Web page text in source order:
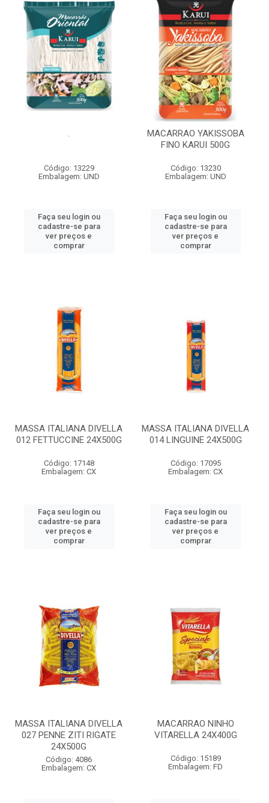
.
Código: 13229
Embalagem: UND
Faça seu login ou
cadastre-se para
ver preços e
comprar
MACARRAO YAKISSOBA
FINO KARUI 500G
Código: 13230
Embalagem: UND
Faça seu login ou
cadastre-se para
ver preços e
comprar
MASSA ITALIANA DIVELLA
012 FETTUCCINE 24X500G
Código: 17148
Embalagem: CX
Faça seu login ou
cadastre-se para
ver preços e
comprar
MASSA ITALIANA DIVELLA
014 LINGUINE 24X500G
Código: 17095
Embalagem: CX
Faça seu login ou
cadastre-se para
ver preços e
comprar
MASSA ITALIANA DIVELLA
027 PENNE ZITI RIGATE
24X500G
Código: 4086
Embalagem: CX
MACARRAO NINHO
VITARELLA 24X400G
Código: 15189
Embalagem: FD